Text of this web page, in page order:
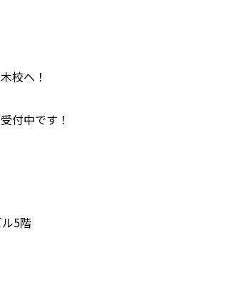
校へ！
付中です！
5階